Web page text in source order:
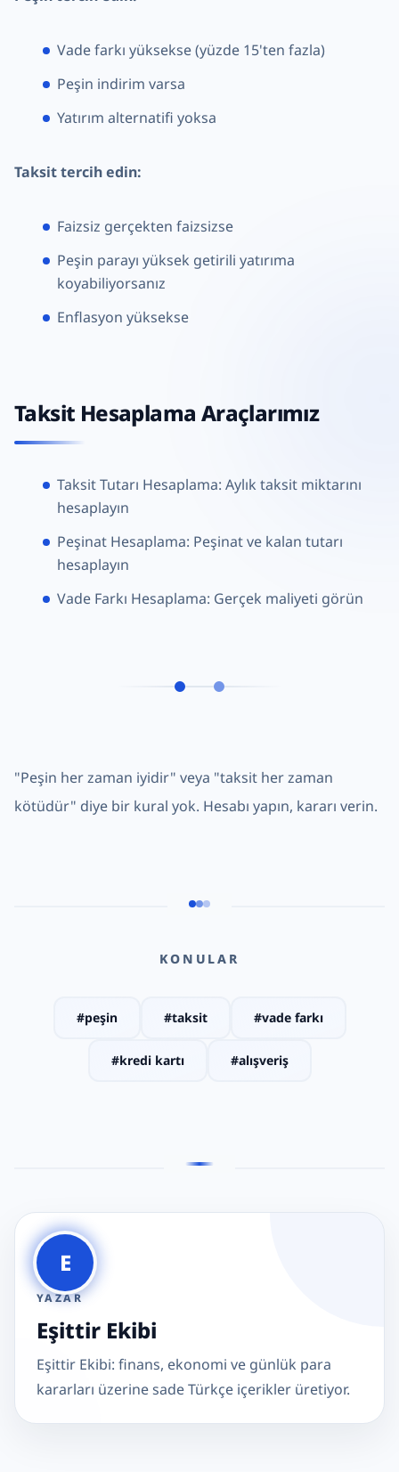
Vade farkı yüksekse (yüzde 15'ten fazla)
Peşin indirim varsa
Yatırım alternatifi yoksa
Taksit tercih edin:
Faizsiz gerçekten faizsizse
Peşin parayı yüksek getirili yatırıma
koyabiliyorsanız
Enflasyon yüksekse
Taksit Hesaplama Araçlarımız
Taksit Tutarı Hesaplama: Aylık taksit miktarını
hesaplayın
Peşinat Hesaplama: Peşinat ve kalan tutarı
hesaplayın
Vade Farkı Hesaplama: Gerçek maliyeti görün
"Peşin her zaman iyidir" veya "taksit her zaman
kötüdür" diye bir kural yok. Hesabı yapın, kararı verin.
KONULAR
#peşin #taksit #vade farkı
#kredi kartı #alışveriş
E
YAZAR
Eşittir Ekibi
Eşittir Ekibi: finans, ekonomi ve günlük para
kararları üzerine sade Türkçe içerikler üretiyor.